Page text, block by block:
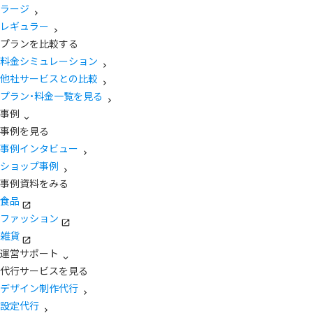
ラージ
レギュラー
プランを比較する
料金シミュレーション
他社サービスとの比較
プラン・料金一覧を見る
事例
事例を見る
事例インタビュー
ショップ事例
事例資料をみる
食品
ファッション
雑貨
運営サポート
代行サービスを見る
デザイン制作代行
設定代行